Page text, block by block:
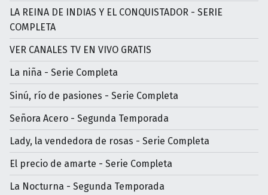
LA REINA DE INDIAS Y EL CONQUISTADOR - SERIE
COMPLETA
VER CANALES TV EN VIVO GRATIS
La niña - Serie Completa
Sinú, río de pasiones - Serie Completa
Señora Acero - Segunda Temporada
Lady, la vendedora de rosas - Serie Completa
El precio de amarte - Serie Completa
La Nocturna - Segunda Temporada